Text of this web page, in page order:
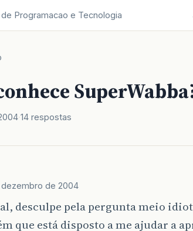
Programacao e Tecnologia
14 respostas
de 2004
desculpe pela pergunta meio
que está disposto a me ajudar a